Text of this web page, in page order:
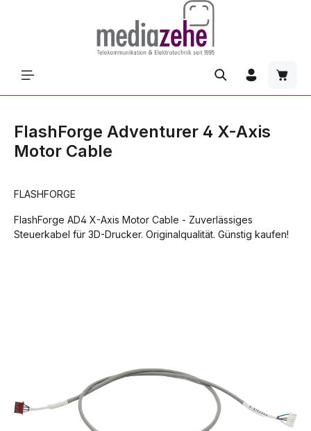
FlashForge Adventurer 4 X-Axis
Motor Cable
FLASHFORGE
FlashForge AD4 X-Axis Motor Cable - Zuverlässiges
Steuerkabel für 3D-Drucker. Originalqualität. Günstig kaufen!